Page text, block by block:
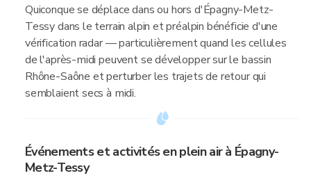
Quiconque se déplace dans ou hors d'Épagny-Metz-
Tessy dans le terrain alpin et préalpin bénéficie d'une
vérification radar — particulièrement quand les cellules
de l'après-midi peuvent se développer sur le bassin
Rhône-Saône et perturber les trajets de retour qui
semblaient secs à midi.
Événements et activités en plein air à Épagny-
Metz-Tessy